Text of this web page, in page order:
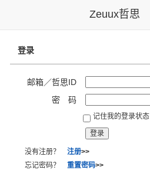
Zeuux哲思
登录
邮箱／哲思ID
密 码
记住我的登录状态
没有注册？ 注册>>
忘记密码？ 重置密码>>